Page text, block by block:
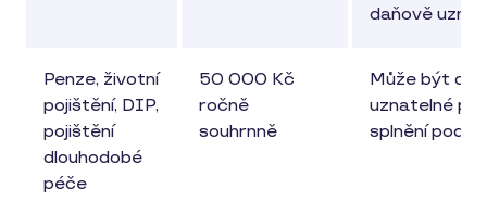
daňově
Penze, životní
pojištění, DIP,
pojištění
dlouhodobé
péče
50 000 Kč
ročně
souhrnně
Může být
uznatelné při
splnění